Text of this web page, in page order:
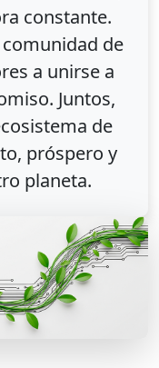
constante.
de
a unirse a
Juntos,
de
próspero y
planeta.